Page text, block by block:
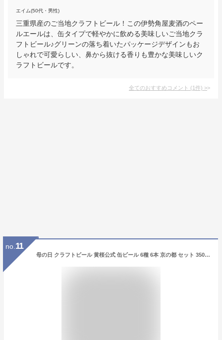
エイム(50代・男性)
三重県産のご当地クラフトビール！この伊勢角屋麦酒のペー
ルエールは、缶タイプで軽やかに飲める美味しいご当地クラ
フトビール♪グリーンの落ち着いたパッケージデザインもお
しゃれで可愛らしい、鼻から抜ける香りも豊かな美味しいク
ラフトビールです。
全てのおすすめコメント (1件) >
no. 11
母の日 クラフトビール 黄桜公式 缶ビール 6種 6本 京の都 セット 350ml 送料無料 詰め合わせ 飲み比べ 飲み比べセット 誕生日 プレゼント ギフト 地ビール ご当地ビール お酒 内祝い 出産内祝い 結婚内祝い お祝い お誕生日 プレゼント